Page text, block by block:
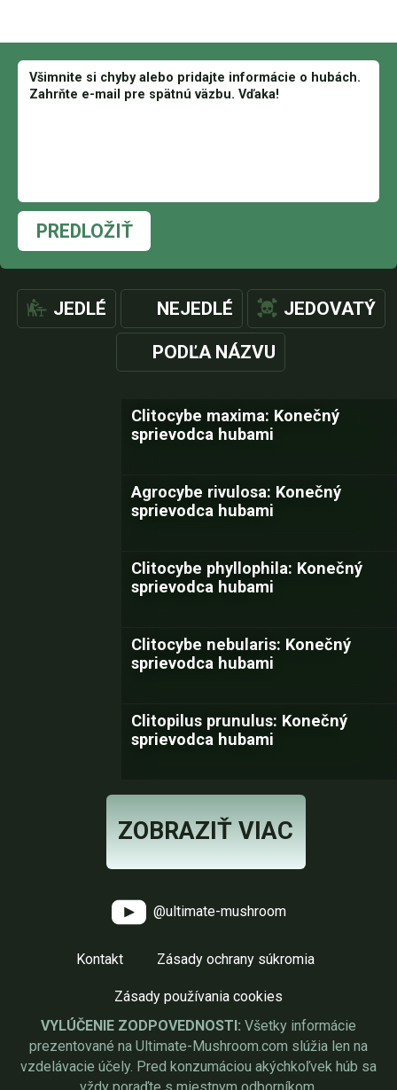
PREDLOŽIŤ
JEDLÉ NEJEDLÉ JEDOVATÝ
PODĽA NÁZVU
Clitocybe maxima: Konečný
sprievodca hubami
Agrocybe rivulosa: Konečný
sprievodca hubami
Clitocybe phyllophila: Konečný
sprievodca hubami
Clitocybe nebularis: Konečný
sprievodca hubami
Clitopilus prunulus: Konečný
sprievodca hubami
ZOBRAZIŤ VIAC
@ultimate-mushroom
Kontakt Zásady ochrany súkromia
Zásady používania cookies
VYLÚČENIE ZODPOVEDNOSTI: Všetky informácie
prezentované na Ultimate-Mushroom.com slúžia len na
vzdelávacie účely. Pred konzumáciou akýchkoľvek húb sa